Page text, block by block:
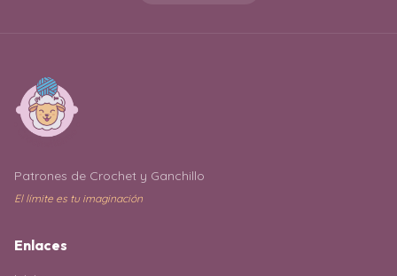
Patrones de Crochet y Ganchillo
El límite es tu imaginación
Enlaces